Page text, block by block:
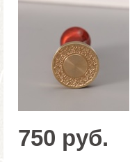
750 руб.